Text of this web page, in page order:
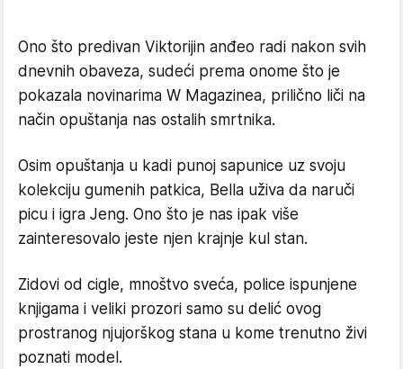
Ono što predivan Viktorijin anđeo radi nakon svih
dnevnih obaveza, sudeći prema onome što je
pokazala novinarima W Magazinea, prilično liči na
način opuštanja nas ostalih smrtnika.
Osim opuštanja u kadi punoj sapunice uz svoju
kolekciju gumenih patkica, Bella uživa da naruči
picu i igra Jeng. Ono što je nas ipak više
zainteresovalo jeste njen krajnje kul stan.
Zidovi od cigle, mnoštvo sveća, police ispunjene
knjigama i veliki prozori samo su delić ovog
prostranog njujorškog stana u kome trenutno živi
poznati model.